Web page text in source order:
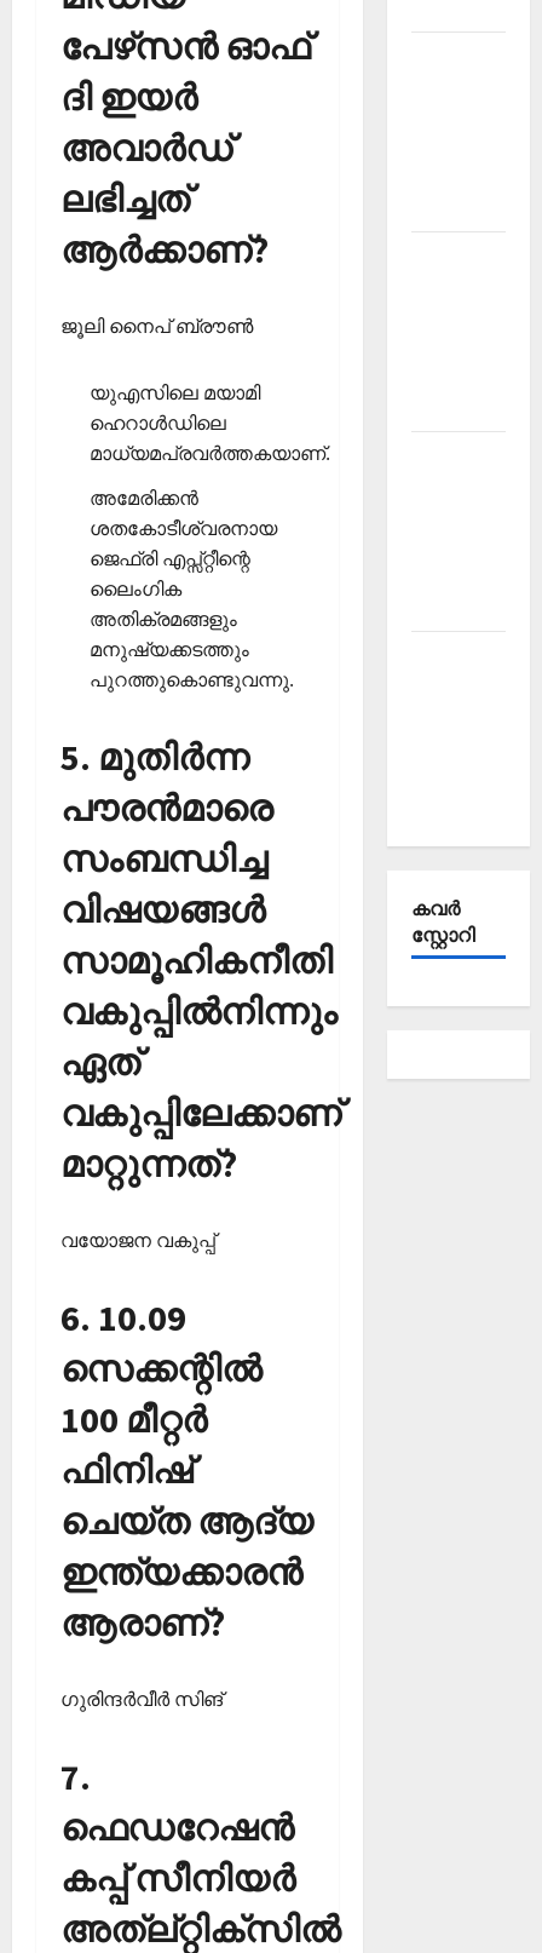
പേഴ്‌സന്‍ ഓഫ്
ദി ഇയര്‍
അവാര്‍ഡ്
ലഭിച്ചത്
ആര്‍ക്കാണ്?
ജൂലി നൈപ് ബ്രൗണ്‍
യുഎസിലെ മയാമി
ഹെറാള്‍ഡിലെ
മാധ്യമപ്രവര്‍ത്തകയാണ്.
അമേരിക്കന്‍
ശതകോടീശ്വരനായ
ജെഫ്രി എപ്സ്റ്റീന്റെ
ലൈംഗിക
അതിക്രമങ്ങളും
മനുഷ്യക്കടത്തും
പുറത്തുകൊണ്ടുവന്നു.
5. മുതിര്‍ന്ന
പൗരന്‍മാരെ
സംബന്ധിച്ച
വിഷയങ്ങള്‍
സാമൂഹികനീതി
വകുപ്പില്‍നിന്നും
ഏത്
വകുപ്പിലേക്കാണ്
മാറ്റുന്നത്?
വയോജന വകുപ്പ്‌
6. 10.09
സെക്കന്റില്‍
100 മീറ്റര്‍
ഫിനിഷ്
ചെയ്ത ആദ്യ
ഇന്ത്യക്കാരന്‍
ആരാണ്?
ഗുരിന്ദര്‍വീര്‍ സിങ്‌
7.
ഫെഡറേഷന്‍
കപ്പ് സീനിയര്‍
അത്‌ല്റ്റിക്‌സില്‍
കവര്‍
സ്റ്റോറി